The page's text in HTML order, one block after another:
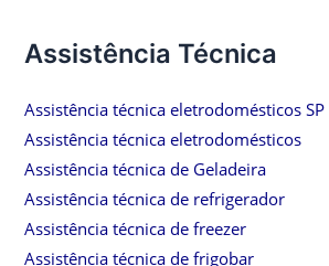
Assistência Técnica
Assistência técnica eletrodomésticos SP
Assistência técnica eletrodomésticos
Assistência técnica de Geladeira
Assistência técnica de refrigerador
Assistência técnica de freezer
Assistência técnica de frigobar